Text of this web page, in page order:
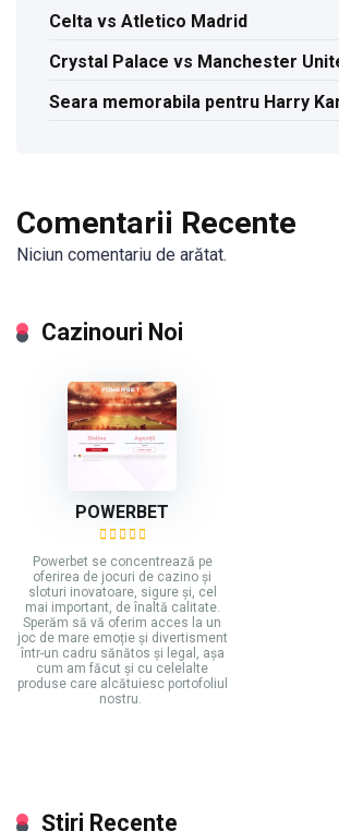
Celta vs Atletico Madrid
Crystal Palace vs Manchester
Seara memorabila pentru Harry
Comentarii Recente
Niciun comentariu de arătat.
Cazinouri Noi
POWERBET
Powerbet se concentrează pe
oferirea de jocuri de cazino și
sloturi inovatoare, sigure și, cel
mai important, de înaltă calitate.
Sperăm să vă oferim acces la un
joc de mare emoție și divertisment
într-un cadru sănătos și legal, așa
cum am făcut și cu celelalte
produse care alcătuiesc portofoliul
nostru.
Știri Recente